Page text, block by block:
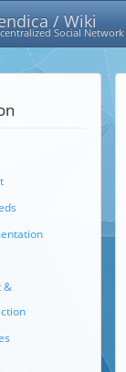
/ Wiki
Social Network
&